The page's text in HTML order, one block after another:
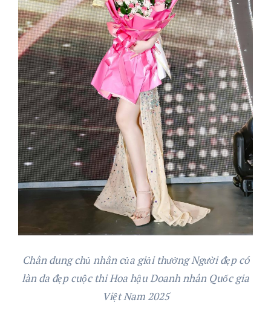
Chân dung chủ nhân của giải thưởng Người đẹp có
làn da đẹp cuộc thi Hoa hậu Doanh nhân Quốc gia
Việt Nam 2025